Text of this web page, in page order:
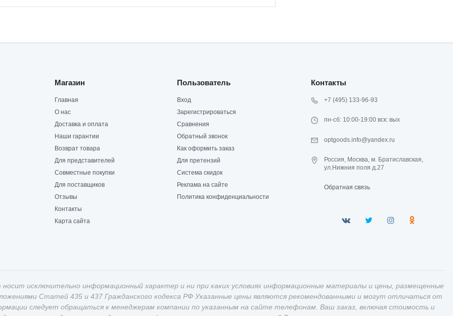
Магазин
Главная
О нас
Доставка и оплата
Наши гарантии
Возврат товара
Для представителей
Совместные покупки
Для поставщиков
Отзывы
Контакты
Карта сайта
Пользователь
Вход
Зарегистрироваться
Сравнения
Обратный звонок
Как оформить заказ
Для претензий
Система скидок
Реклама на сайте
Политика конфиденциальности
Контакты
+7 (495) 133-96-93
пн-сб: 10:00-19:00 вск: вых
optgoods.info@yandex.ru
Россия, Москва, м. Братиславская,
ул.Нижния поля д.27
Обратная связь
исключительно информационный характер и ни при каких условиях информационные материалы и цены, размещенные
Статей 435 и 437 Гражданского кодекса РФ Указанные цены являются рекомендованными и могут отличаться от
следует обращаться к менеджерам компании по указанным на сайте телефонам. Ваш заказ, включая стоимость и